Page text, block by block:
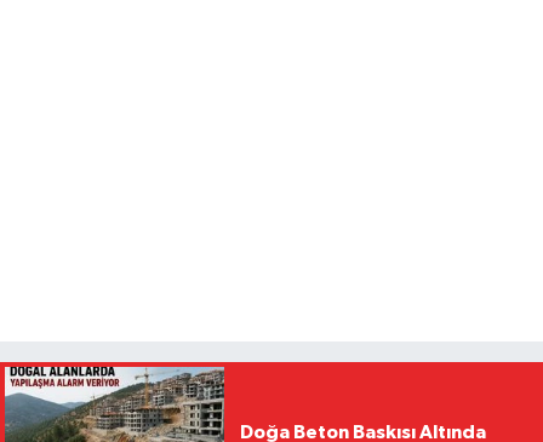
Doğa Beton Baskısı Altında